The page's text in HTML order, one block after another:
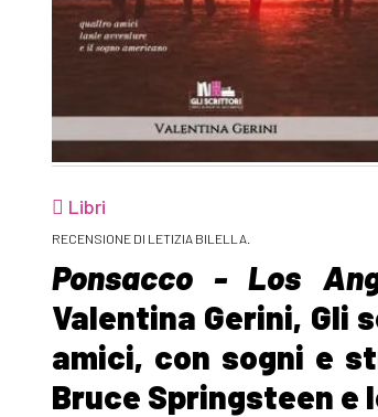
Libri
RECENSIONE DI LETIZIA BILELLA.
Ponsacco - Los
Valentina Gerini, Gli
amici, con sogni e
Bruce Springsteen e